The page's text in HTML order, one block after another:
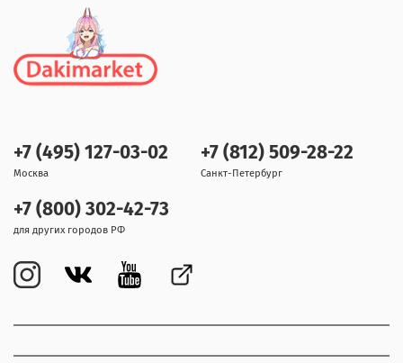
+7 (495) 127-03-02
Москва
+7 (812) 509-28-22
Санкт-Петербург
+7 (800) 302-42-73
для других городов РФ